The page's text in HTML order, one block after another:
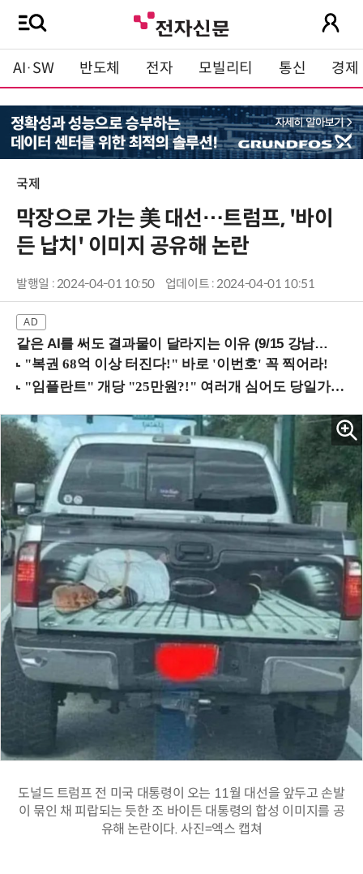
AI·SW 반도체 전자 모빌리티 통신 경제
국제
막장으로 가는 美 대선…트럼프, '바이
든 납치' 이미지 공유해 논란
발행일 : 2024-04-01 10:50 업데이트 : 2024-04-01 10:51
같은 AI를 써도 결과물이 달라지는 이유 (9/15 강남역)
도널드 트럼프 전 미국 대통령이 오는 11월 대선을 앞두고 손발
이 묶인 채 피랍되는 듯한 조 바이든 대통령의 합성 이미지를 공
유해 논란이다. 사진=엑스 캡쳐